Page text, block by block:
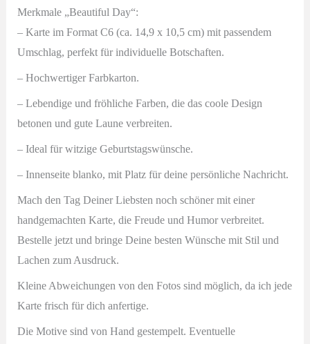
Merkmale „Beautiful Day“:
– Karte im Format C6 (ca. 14,9 x 10,5 cm) mit passendem
Umschlag, perfekt für individuelle Botschaften.
– Hochwertiger Farbkarton.
– Lebendige und fröhliche Farben, die das coole Design
betonen und gute Laune verbreiten.
– Ideal für witzige Geburtstagswünsche.
– Innenseite blanko, mit Platz für deine persönliche Nachricht.
Mach den Tag Deiner Liebsten noch schöner mit einer
handgemachten Karte, die Freude und Humor verbreitet.
Bestelle jetzt und bringe Deine besten Wünsche mit Stil und
Lachen zum Ausdruck.
Kleine Abweichungen von den Fotos sind möglich, da ich jede
Karte frisch für dich anfertige.
Die Motive sind von Hand gestempelt. Eventuelle